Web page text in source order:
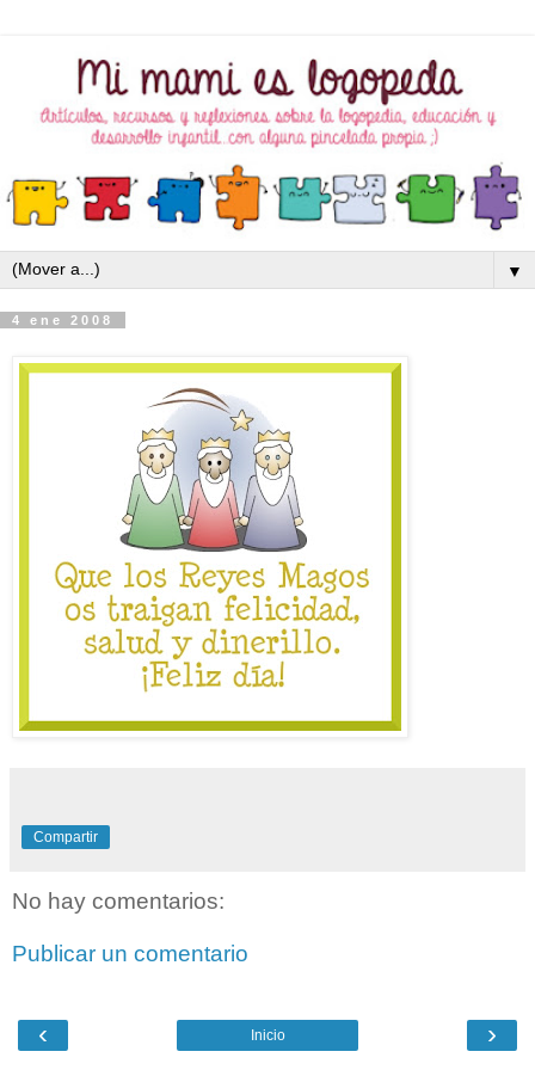
▼
4 ene 2008
Compartir
No hay comentarios:
Publicar un comentario
‹ ›
Inicio